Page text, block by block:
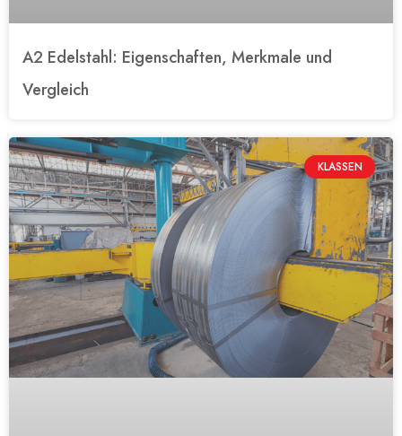
A2 Edelstahl: Eigenschaften, Merkmale und
Vergleich
KLASSEN